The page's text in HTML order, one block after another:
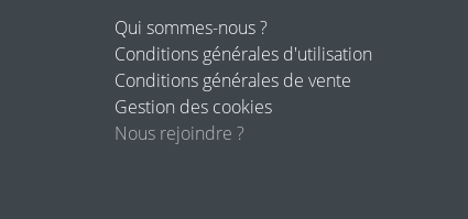
Qui sommes-nous ?
Conditions générales d'utilisation
Conditions générales de vente
Gestion des cookies
Nous rejoindre ?